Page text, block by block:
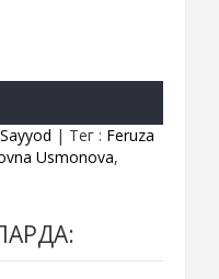
Sayyod | Тег : Feruza
Usmonova,